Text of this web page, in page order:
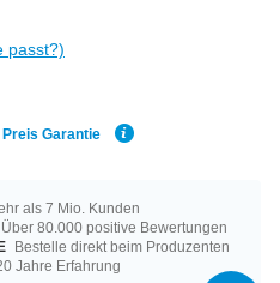
passt?)
Garantie
als 7 Mio. Kunden
Über 80.000 positive Bewertungen
Bestelle direkt beim Produzenten
Jahre Erfahrung